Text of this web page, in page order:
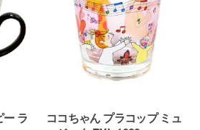
ー ラ
ココちゃん プラコップ ミュ